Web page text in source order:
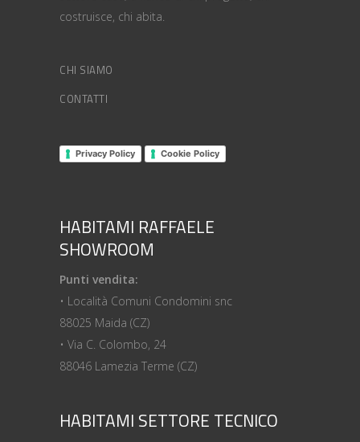
costruisce, chi abita.
CHI SIAMO
CONTATTI
Privacy Policy Cookie Policy
HABITAMI RAFFAELE
SHOWROOM
Punti vendita:
• Località Comuni Condomini snc
88025 Maida (CZ)
• Via C. Colombo, 24
88046 Lamezia Terme (CZ)
HABITAMI SETTORE TECNICO